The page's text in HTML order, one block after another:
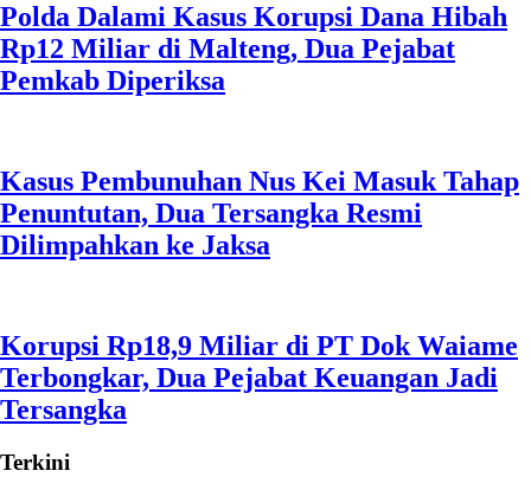
Polda Dalami Kasus Korupsi Dana Hibah
Rp12 Miliar di Malteng, Dua Pejabat
Pemkab Diperiksa
Kasus Pembunuhan Nus Kei Masuk Tahap
Penuntutan, Dua Tersangka Resmi
Dilimpahkan ke Jaksa
Korupsi Rp18,9 Miliar di PT Dok Waiame
Terbongkar, Dua Pejabat Keuangan Jadi
Tersangka
Terkini